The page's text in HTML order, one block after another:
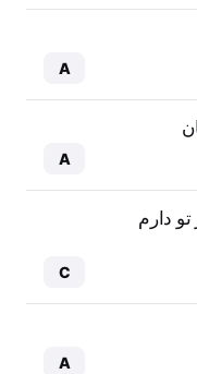
A
A
دارم
C
A